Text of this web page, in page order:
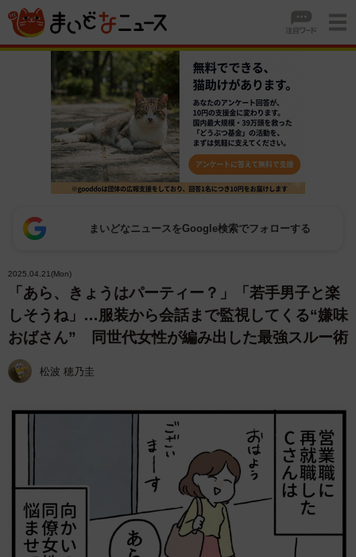
まいどなニュースをGoogle検索でフォローする
2025.04.21(Mon)
「あら、きょうはパーティー？」「若手男子と楽
しそうね」…服装から会話まで監視してくる“嫌味
おばさん” 同世代女性が編み出した最強スルー術
松波 穂乃圭